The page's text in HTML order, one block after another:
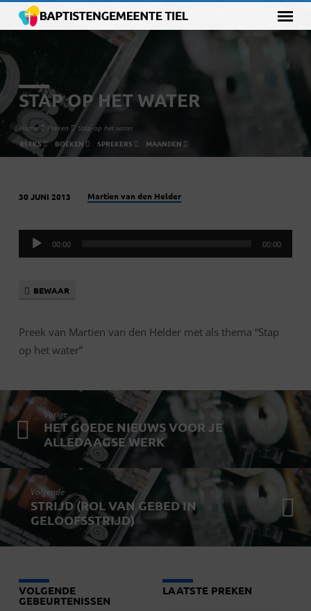
STAP OP HET WATER
Home Preken Stap op het water
REEKS BOEKEN SPREKERS MAANDEN
OP
HET
WATER
30 JUNI 2013 Martien van den Helder
Audiospeler
00:00 00:00
BEWAAR
Preek van Martien van den Helder met als thema “Stap
op het water”
Vorige
HET GOEDE NIEUWS VOOR JE
ALLEDAAGSE WERK
Volgende
STRIJD (ROL VAN GEBED IN
GELOOFSSTRIJD)
VOLGENDE
GEBEURTENISSEN
LAATSTE PREKEN